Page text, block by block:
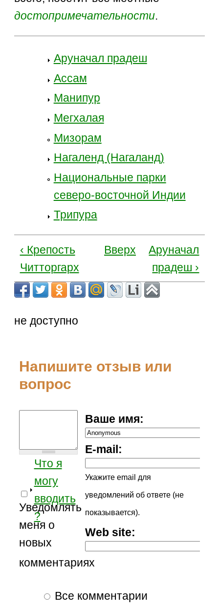
достопримечательности.
Аруначал прадеш
Ассам
Манипур
Мегхалая
Мизорам
Нагаленд (Нагаланд)
Национальные парки
северо-восточной Индии
Трипура
‹ Крепость
Читторгарх
Вверх
Аруначал
прадеш ›
не доступно
Напишите отзыв или
вопрос
Ваше имя:
E-mail:
Укажите email для
уведомлений об ответе (не
показывается).
Web site:
Что я
могу
вводить
?
Уведомлять
меня о
новых
комментариях
Все комментарии